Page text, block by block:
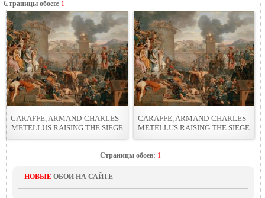
Страницы обоев: 1
CARAFFE, ARMAND-CHARLES -
METELLUS RAISING THE SIEGE
CARAFFE, ARMAND-CHARLES -
METELLUS RAISING THE SIEGE
Страницы обоев: 1
НОВЫЕ ОБОИ НА САЙТЕ